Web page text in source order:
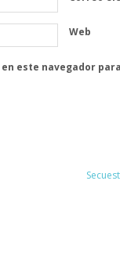
Web
este navegador